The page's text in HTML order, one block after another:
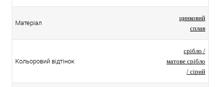
Матеріал
цинковий
сплав
Кольоровий відтінок
срібло /
матове срібло
/ сірий